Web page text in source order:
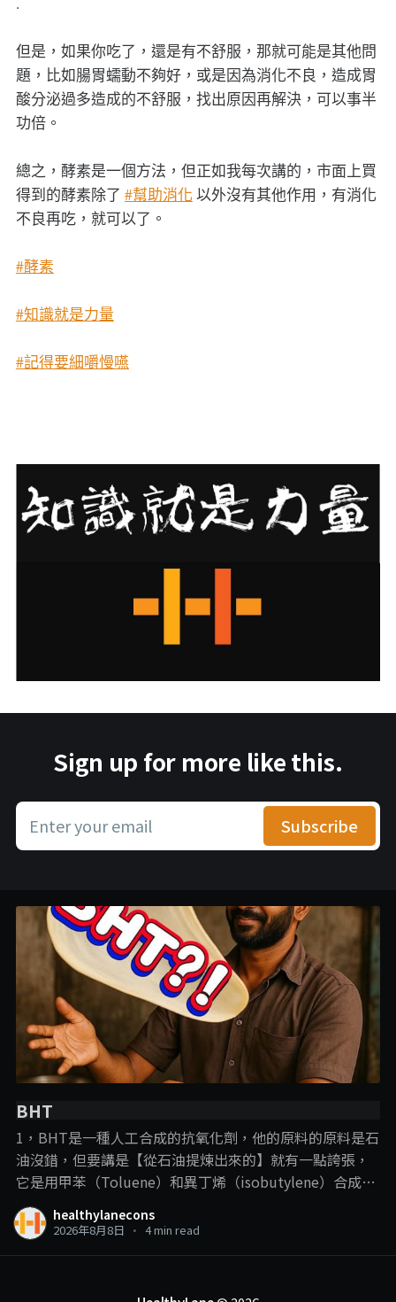
但是，如果你吃了，還是有不舒服，那就可能是其他問
題，比如腸胃蠕動不夠好，或是因為消化不良，造成胃
酸分泌過多造成的不舒服，找出原因再解決，可以事半
功倍。
總之，酵素是一個方法，但正如我每次講的，市面上買
得到的酵素除了 #幫助消化 以外沒有其他作用，有消化
不良再吃，就可以了。
#酵素
#知識就是力量
#記得要細嚼慢嚥
Sign up for more like this.
Enter your email Subscribe
BHT
1，BHT是一種人工合成的抗氧化劑，他的原料的原料是石
油沒錯，但要講是【從石油提煉出來的】就有一點誇張，
它是用甲苯（Toluene）和異丁烯（isobutylene）合成
的， 說BHT從石油提煉出來，就跟plastic一樣，這樣講的
目的，意思淺淺，但這裡我們就要提到一些化學常識了：
在人體中的作用就是vitamin C的作用，現在很流行的那些
healthylanecons
2026年8月8日 • 4 min read